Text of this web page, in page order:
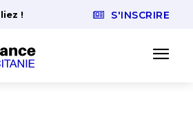
! S'INSCRIRE